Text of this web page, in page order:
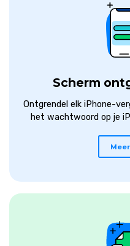
Scherm
Ontgrendel elk iPhone-
het wachtwoord op je